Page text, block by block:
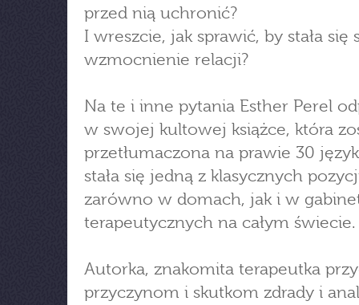
przed nią uchronić?
I wreszcie, jak sprawić, by stała się
wzmocnienie relacji?
Na te i inne pytania Esther Perel
w swojej kultowej książce, która
przetłumaczona na prawie 30
stała się jedną z klasycznych
zarówno w domach, jak i w
terapeutycznych na całym świecie.
Autorka, znakomita terapeutka
przyczynom i skutkom zdrady i